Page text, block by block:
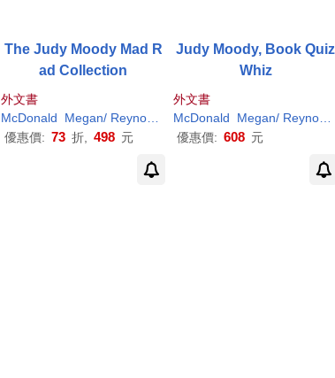
Peter H. (ILT)
The Judy Moody Mad R
ad Collection
外文書
McDonald
Megan/ Reynolds Peter H. (ILT)
優惠價: 73 折, 498 元
Judy Moody, Book Quiz
Whiz
外文書
McDonald
Megan/ Reynolds
優惠價: 608 元